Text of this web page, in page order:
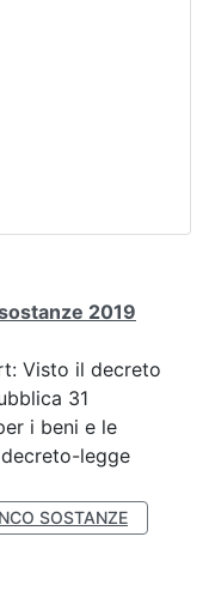
2019
Visto il decreto
31
i beni e le
legge
SOSTANZE